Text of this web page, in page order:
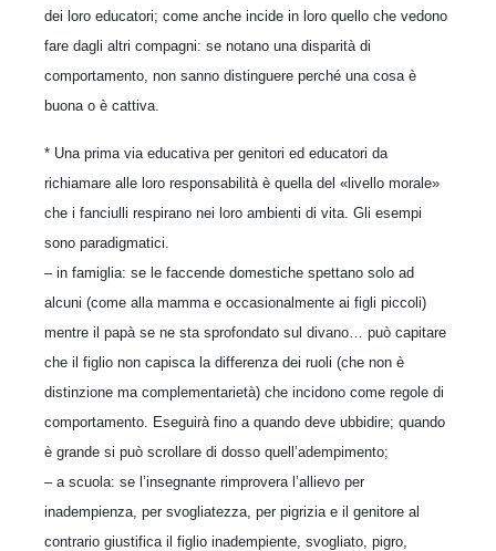
dei loro educatori; come anche incide in loro quello che vedono
fare dagli altri compagni: se notano una disparità di
comportamento, non sanno distinguere perché una cosa è
buona o è cattiva.
* Una prima via educativa per genitori ed educatori da
richiamare alle loro responsabilità è quella del «livello morale»
che i fanciulli respirano nei loro ambienti di vita. Gli esempi
sono paradigmatici.
– in famiglia: se le faccende domestiche spettano solo ad
alcuni (come alla mamma e occasionalmente ai figli piccoli)
mentre il papà se ne sta sprofondato sul divano… può capitare
che il figlio non capisca la differenza dei ruoli (che non è
distinzione ma complementarietà) che incidono come regole di
comportamento. Eseguirà fino a quando deve ubbidire; quando
è grande si può scrollare di dosso quell’adempimento;
– a scuola: se l’insegnante rimprovera l’allievo per
inadempienza, per svogliatezza, per pigrizia e il genitore al
contrario giustifica il figlio inadempiente, svogliato, pigro,